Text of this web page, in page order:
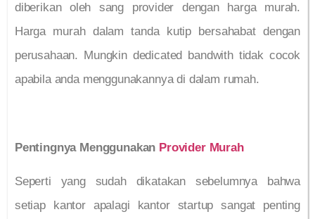
diberikan oleh sang provider dengan harga murah.
Harga murah dalam tanda kutip bersahabat dengan
perusahaan. Mungkin dedicated bandwith tidak cocok
apabila anda menggunakannya di dalam rumah.
Pentingnya Menggunakan Provider Murah
Seperti yang sudah dikatakan sebelumnya bahwa
setiap kantor apalagi kantor startup sangat penting